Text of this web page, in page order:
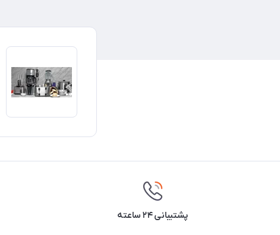
پشتیبانی ۲۴ ساعته